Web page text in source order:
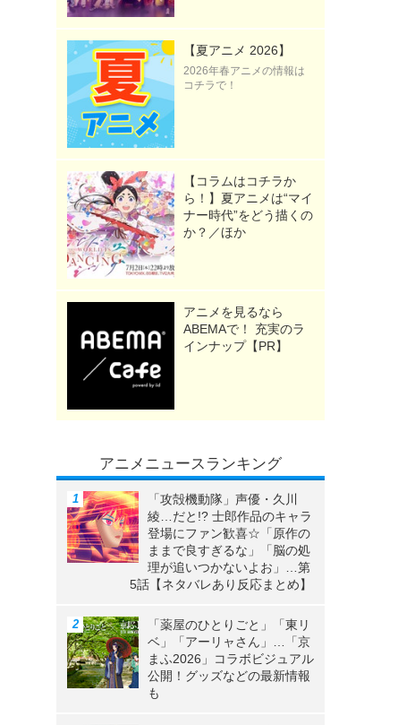
【夏アニメ 2026】
2026年春アニメの情報は
コチラで！
【コラムはコチラか
ら！】夏アニメは“マイ
ナー時代”をどう描くの
か？／ほか
アニメを見るなら
ABEMAで！ 充実のラ
インナップ【PR】
アニメニュースランキング
「攻殻機動隊」声優・久川
綾…だと!? 士郎作品のキャラ
登場にファン歓喜☆「原作の
ままで良すぎるな」「脳の処
理が追いつかないよお」…第
5話【ネタバレあり反応まとめ】
「薬屋のひとりごと」「東リ
ベ」「アーリャさん」…「京
まふ2026」コラボビジュアル
公開！グッズなどの最新情報
も